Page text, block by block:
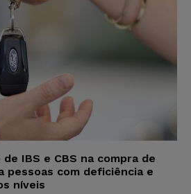
IBS e CBS na compra de
pessoas com deficiência e
níveis